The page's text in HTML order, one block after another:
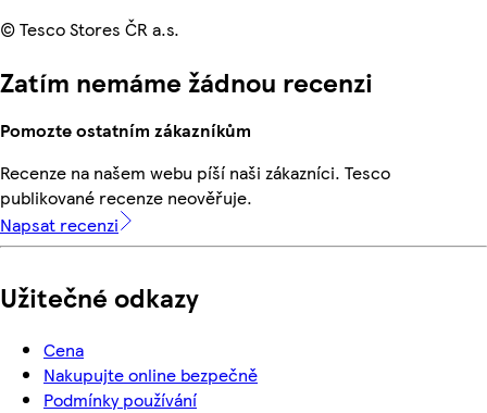
© Tesco Stores ČR a.s.
Zatím nemáme žádnou recenzi
Pomozte ostatním zákazníkům
Recenze na našem webu píší naši zákazníci. Tesco
publikované recenze neověřuje.
Napsat recenzi
Užitečné odkazy
Cena
Nakupujte online bezpečně
Podmínky používání